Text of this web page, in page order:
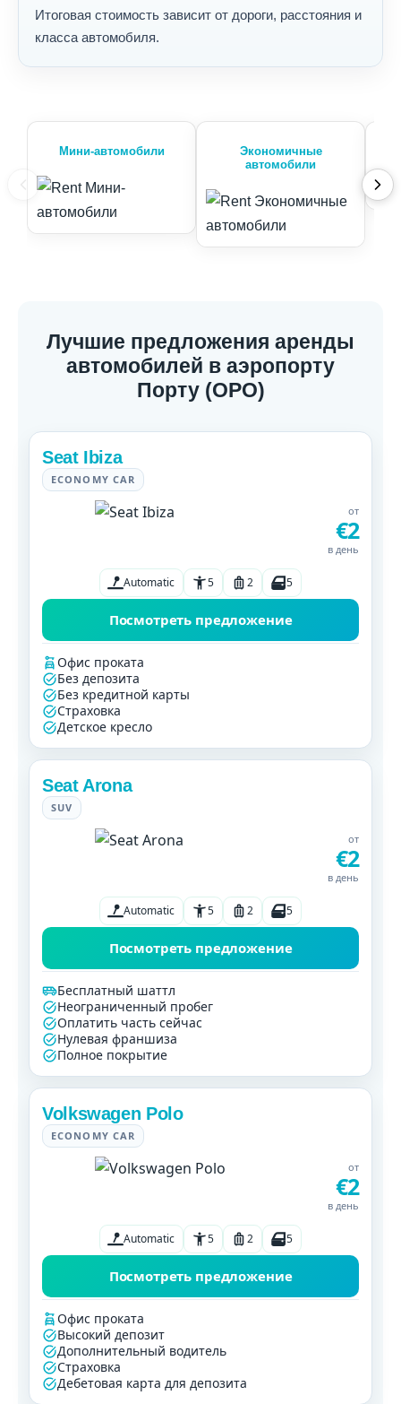
Итоговая стоимость зависит от дороги, расстояния и
класса автомобиля.
Мини-автомобили
Экономичные
автомобили
Лучшие предложения аренды
автомобилей в аэропорту
Порту (OPO)
Seat Ibiza
ECONOMY CAR
от
€2
в день
Automatic 5 2 5
Посмотреть предложение
Офис проката
Без депозита
Без кредитной карты
Страховка
Детское кресло
Seat Arona
SUV
от
€2
в день
Automatic 5 2 5
Посмотреть предложение
Бесплатный шаттл
Неограниченный пробег
Оплатить часть сейчас
Нулевая франшиза
Полное покрытие
Volkswagen Polo
ECONOMY CAR
от
€2
в день
Automatic 5 2 5
Посмотреть предложение
Офис проката
Высокий депозит
Дополнительный водитель
Страховка
Дебетовая карта для депозита